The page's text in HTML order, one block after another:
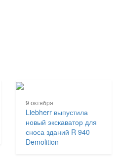
9 октября
Liebherr выпустила
новый экскаватор для
сноса зданий R 940
Demolition